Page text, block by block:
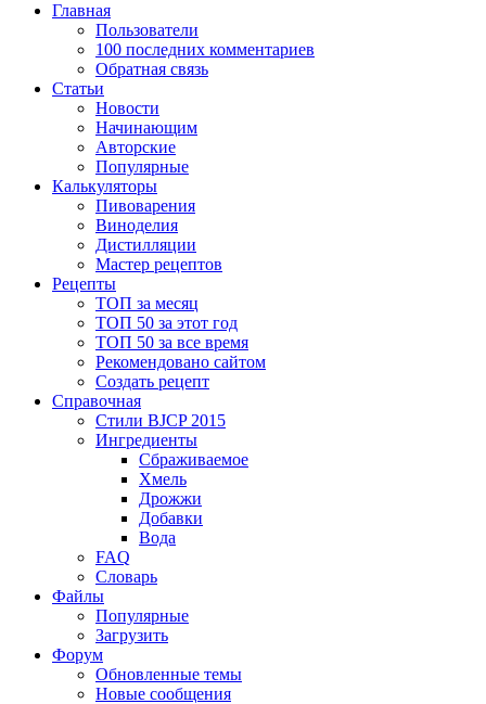
Главная
Пользователи
100 последних комментариев
Обратная связь
Статьи
Новости
Начинающим
Авторские
Популярные
Калькуляторы
Пивоварения
Виноделия
Дистилляции
Мастер рецептов
Рецепты
ТОП за месяц
ТОП 50 за этот год
ТОП 50 за все время
Рекомендовано сайтом
Создать рецепт
Справочная
Стили BJCP 2015
Ингредиенты
Сбраживаемое
Хмель
Дрожжи
Добавки
Вода
FAQ
Словарь
Файлы
Популярные
Загрузить
Форум
Обновленные темы
Новые сообщения